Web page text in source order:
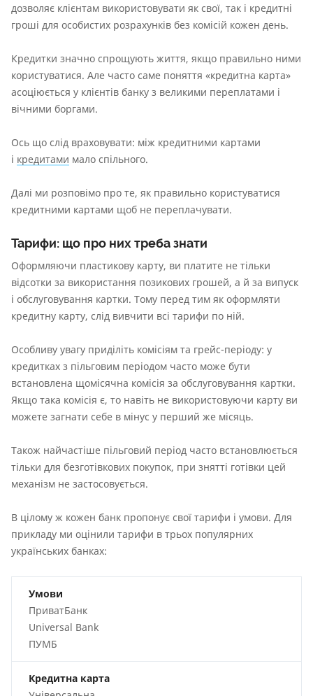
дозволяє клієнтам використовувати як свої, так і кредитні
гроші для особистих розрахунків без комісій кожен день.
Кредитки значно спрощують життя, якщо правильно ними
користуватися. Але часто саме поняття «кредитна карта»
асоціюється у клієнтів банку з великими переплатами і
вічними боргами.
Ось що слід враховувати: між кредитними картами
і кредитами мало спільного.
Далі ми розповімо про те, як правильно користуватися
кредитними картами щоб не переплачувати.
Тарифи: що про них треба знати
Оформляючи пластикову карту, ви платите не тільки
відсотки за використання позикових грошей, а й за випуск
і обслуговування картки. Тому перед тим як оформляти
кредитну карту, слід вивчити всі тарифи по ній.
Особливу увагу приділіть комісіям та грейс-періоду: у
кредитках з пільговим періодом часто може бути
встановлена щомісячна комісія за обслуговування картки.
Якщо така комісія є, то навіть не використовуючи карту ви
можете загнати себе в мінус у перший же місяць.
Також найчастіше пільговий період часто встановлюється
тільки для безготівкових покупок, при знятті готівки цей
механізм не застосовується.
В цілому ж кожен банк пропонує свої тарифи і умови. Для
прикладу ми оцінили тарифи в трьох популярних
українських банках:
Умови
ПриватБанк
Universal Bank
ПУМБ
Кредитна карта